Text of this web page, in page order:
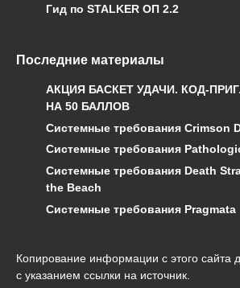
Гид по STALKER ОП 2.2
Последние материалы
АКЦИЯ БАСКЕТ УДАЧИ. КОД-
НА 50 БАЛЛОВ
Системные требования Crimson
Системные требования
Системные требования Death
the Beach
Системные требования Pragmata
Копирование информации с этого сайта
с указанием ссылки на источник.